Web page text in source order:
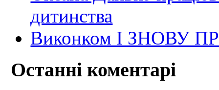
дитинства
Виконком І ЗНОВУ
Останні коментарі